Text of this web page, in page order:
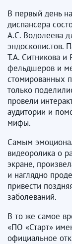
В первый день
диспансера
А.С. Водолеева
эндоскопистов.
Т.А. Ситникова
фельдшеров и
стомированных
только
провели
аудитории и
мифы.
Самым
видеоролика о
экране,
и наглядно
привести
заболеваний.
В то же самое
«ПО «Старт»
официальное